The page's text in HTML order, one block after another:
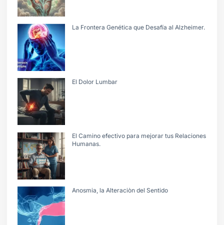
La Frontera Genética que Desafía al Alzheimer.
El Dolor Lumbar
El Camino efectivo para mejorar tus Relaciones
Humanas.
Anosmia, la Alteraciòn del Sentido